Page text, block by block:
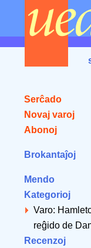
Serĉado
Novaj varoj
Abonoj
Brokantaĵoj
Mendo
Kategorioj
Varo:
reĝido de
Recenzoj